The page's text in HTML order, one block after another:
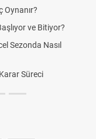
Oynanır?
ve Bitiyor?
Sezonda Nasıl
Süreci